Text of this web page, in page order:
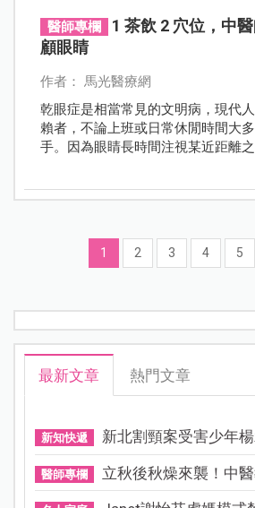
醫師專欄
1 茶飲 2 穴位，中
顧眼睛
作者： 馬光醫療網
乾眼症是相當常見的文明病，現代
賴者，不論上班或日常休閒時間大
手。因為眼睛長時間注視某近距離
1 2 3 4 5
最新文章 熱門文章
新知快遞 新北割頸案受害少年
醫師專欄 立秋後秋燥來襲！中